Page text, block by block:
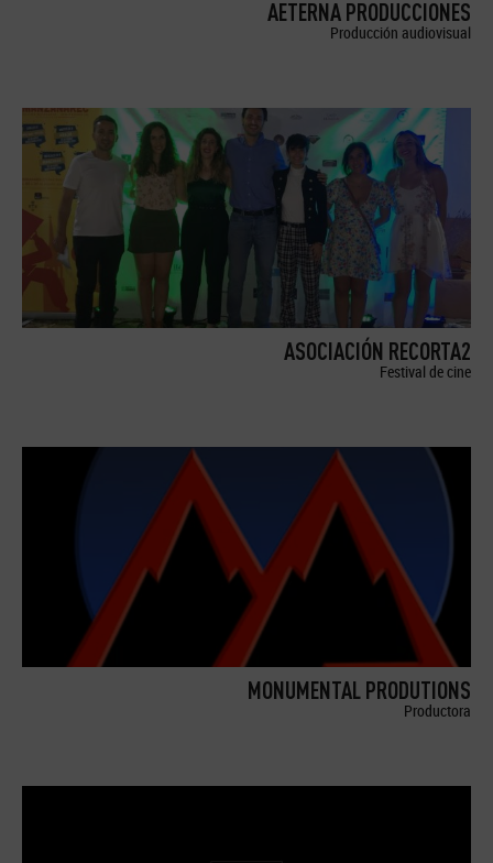
AETERNA PRODUCCIONES
Producción audiovisual
ASOCIACIÓN RECORTA2
Festival de cine
MONUMENTAL PRODUTIONS
Productora